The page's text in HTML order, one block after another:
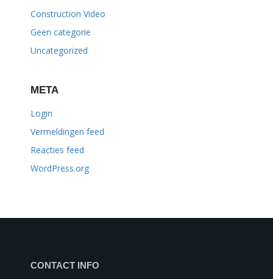
Construction Video
Geen categorie
Uncategorized
META
Login
Vermeldingen feed
Reacties feed
WordPress.org
CONTACT INFO